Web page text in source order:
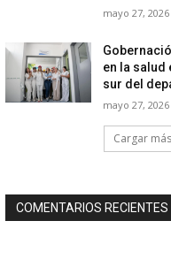
mayo 27, 2026
en la salud
sur del
mayo 27, 2026
Cargar más
COMENTARIOS RECIENTES